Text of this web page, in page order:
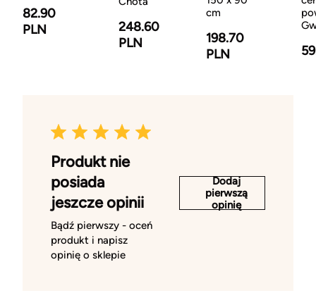
82.90
PLN
248.60
PLN
cm
198.70
PLN
Produkt nie
posiada
jeszcze opinii
Bądź pierwszy - oceń
produkt i napisz
opinię o sklepie
Dodaj
pierwszą
opinię